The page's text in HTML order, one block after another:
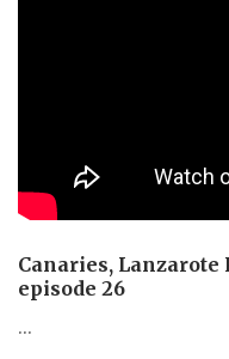
Canaries, Lanzarote
episode 26
...